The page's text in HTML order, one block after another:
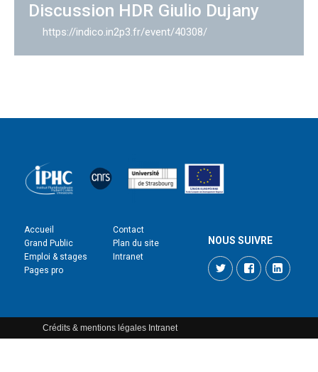
Discussion HDR Giulio Dujany
https://indico.in2p3.fr/event/40308/
Accueil
Grand Public
Emploi & stages
Pages pro
Contact
Plan du site
Intranet
NOUS SUIVRE
TwitterFacebook
Crédits & mentions légales Intranet